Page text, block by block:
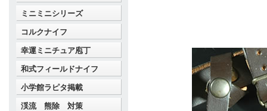
ミニミニシリーズ
コルクナイフ
幸運ミニチュア庖丁
和式フィールドナイフ
小学館ラピタ掲載
渓流 熊除 対策